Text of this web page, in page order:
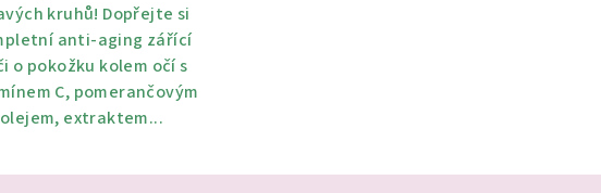
kruhů! Dopřejte si
anti-aging zářící
o pokožku kolem očí s
C, pomerančovým
olejem, extraktem...